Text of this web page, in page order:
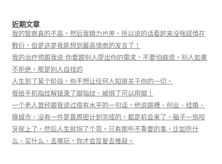
近期文章
我的智商真的不高，然后我精力也差，所以说的话看起来没啥感情在
敷衍，但是这是我能想到最高情商的发言了！
我的治疗师跟我说:你要跟别人提出你的需求，不要怕麻烦。别人如果
不拒绝，那是别人自找的
人生到了某个阶段，你不想让任何人知道关于你的一切。
我给手机指纹解锁录了脚指纹，被绑了可以用脚！
一个老人曾经跟我说过很有水平的一句话，他说跳槽、创业、结婚、
换城市，没有一件是靠周密计划完成的，都是机会来了，脑子一热咬
牙就上了，然后人生就拐了个弯。只有那些不重要的事，比如吃什
么、买什么、去哪玩，你才会反复去推敲。